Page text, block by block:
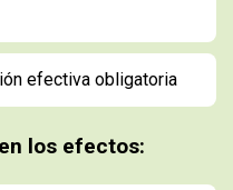
efectiva obligatoria
los efectos: